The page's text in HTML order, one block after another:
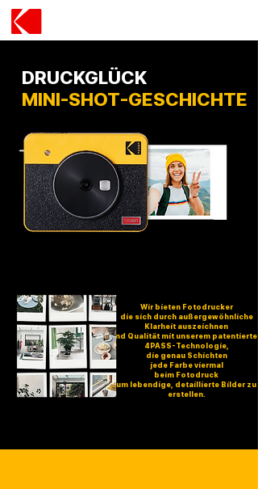
DRUCKGLÜCK
MINI-SHOT-GESCHICHTE
Wir bieten Fotodrucker
die sich durch außergewöhnliche
Klarheit auszeichnen
und Qualität mit unserem patentierten
4PASS-Technologie,
die genau Schichten
jede Farbe viermal
beim Fotodruck
um lebendige, detaillierte Bilder zu
erstellen.